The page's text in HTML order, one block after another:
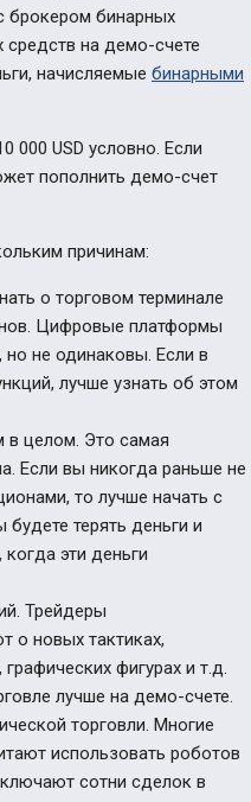
брокером бинарных
на демо-счете
начисляемые бинарными
000 USD условно. Если
пополнить демо-счет
причинам:
о торговом терминале
Цифровые платформы
не одинаковы. Если в
лучше узнать об этом
в целом. Это самая
Если вы никогда раньше не
то лучше начать с
терять деньги и
эти деньги
Трейдеры
о новых тактиках,
фигурах и т.д.
лучше на демо-счете.
торговли. Многие
использовать роботов
сотни сделок в